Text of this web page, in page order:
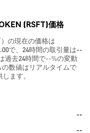
(RSFT)価格
）の現在の価格は
で、24時間の取引量は--
過去24時間で--%の変動
数値はリアルタイムで
ます。
--
--